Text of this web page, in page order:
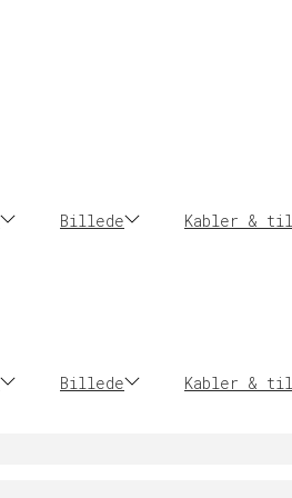
Billede Kabler &
Billede Kabler &